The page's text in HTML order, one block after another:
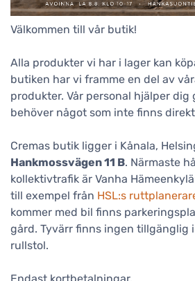
Välkommen till vår butik!
Alla produkter vi har i lager kan
butiken har vi framme en del av
produkter. Vår personal hjälper dig
behöver något som inte finns
Cremas butik ligger i Kånala,
Hankmossvägen 11 B. Närmaste
kollektivtrafik är Vanha
till exempel från HSL:s
kommer med bil finns
gård. Tyvärr finns ingen tillgänglig
rullstol.